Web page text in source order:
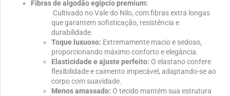
Fibras de algodão egípcio premium:
Cultivado no Vale do Nilo, com fibras extra longas
que garantem sofisticação, resistência e
durabilidade.
Toque luxuoso: Extremamente macio e sedoso,
proporcionando máximo conforto e elegância.
Elasticidade e ajuste perfeito: O elastano confere
flexibilidade e caimento impecável, adaptando-se ao
corpo com suavidade.
Menos amassado: O tecido mantém sua estrutura